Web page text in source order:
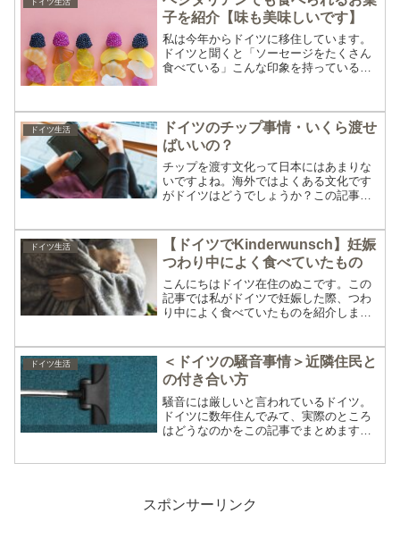
ドイツ生活
子を紹介【味も美味しいです】
私は今年からドイツに移住しています。
ドイツと聞くと「ソーセージをたくさん
食べている」こんな印象を持っている方
ね。先日たまたま手にとったお菓子が
「ベジタリアンでも食べられる...
ドイツ生活
ドイツのチップ事情・いくら渡せ
ばいいの？
チップを渡す文化って日本にはあまりな
いですよね。海外ではよくある文化です
がドイツはどうでしょうか？この記事で
を書いていきます。こんな方におすす
め！これからドイツに住む方...
ドイツ生活
【ドイツでKinderwunsch】妊娠
つわり中によく食べていたもの
こんにちはドイツ在住のぬこです。この
記事では私がドイツで妊娠した際、つわ
り中によく食べていたものを紹介しま
てもっと見る妊娠中（つわり中）によく
食べていたもの私が食べ物の...
ドイツ生活
＜ドイツの騒音事情＞近隣住民と
の付き合い方
騒音には厳しいと言われているドイツ。
ドイツに数年住んでみて、実際のところ
はどうなのかをこの記事でまとめます。
スポンサーリンク